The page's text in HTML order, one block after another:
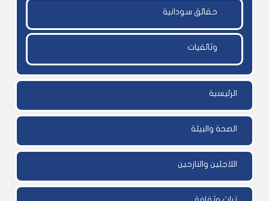
حقائق سودانية
وثائقيات
الرئيسية
الصحة والبيئة
اللاجئين والنازحين